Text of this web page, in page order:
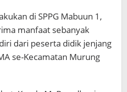
di SPPG Mabuun 1,
manfaat sebanyak
dari peserta didik jenjang
se-Kecamatan Murung